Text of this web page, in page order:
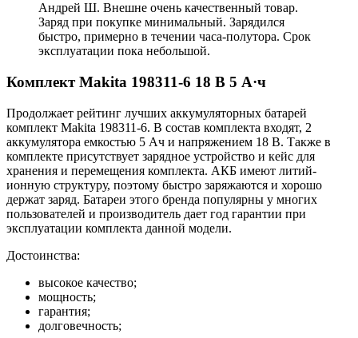
Андрей Ш. Внешне очень качественный товар.
Заряд при покупке минимальный. Зарядился
быстро, примерно в течении часа-полутора. Срок
эксплуатации пока небольшой.
Комплект Makita 198311-6 18 В 5 А·ч
Продолжает рейтинг лучших аккумуляторных батарей
комплект Makita 198311-6. В состав комплекта входят, 2
аккумулятора емкостью 5 Ач и напряжением 18 В. Также в
комплекте присутствует зарядное устройство и кейс для
хранения и перемещения комплекта. АКБ имеют литий-
ионную структуру, поэтому быстро заряжаются и хорошо
держат заряд. Батареи этого бренда популярны у многих
пользователей и производитель дает год гарантии при
эксплуатации комплекта данной модели.
Достоинства:
высокое качество;
мощность;
гарантия;
долговечность;